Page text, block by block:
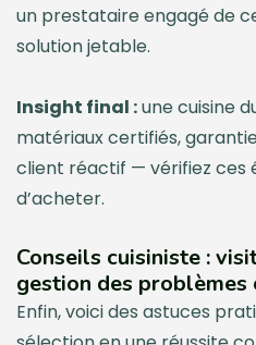
un prestataire engagé de
solution jetable.
Insight final :une cuisine
matériaux certifiés,
client réactif — vérifiez ces
d’acheter.
Conseils cuisiniste :
gestion des problèmes
Enfin, voici des astuces